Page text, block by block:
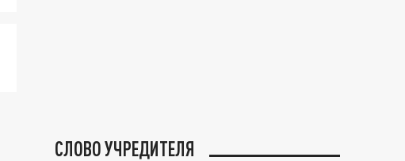
СЛОВО УЧРЕДИТЕЛЯ